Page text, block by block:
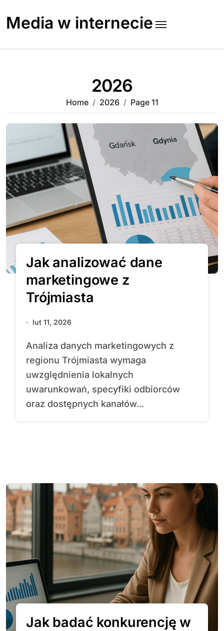
content
Media w internecie
2026
Home 2026 Page 11
Jak analizować dane
marketingowe z
Trójmiasta
lut 11, 2026
Analiza danych marketingowych z
regionu Trójmiasta wymaga
uwzględnienia lokalnych
uwarunkowań, specyfiki odbiorców
oraz dostępnych kanałów...
Jak badać konkurencję w